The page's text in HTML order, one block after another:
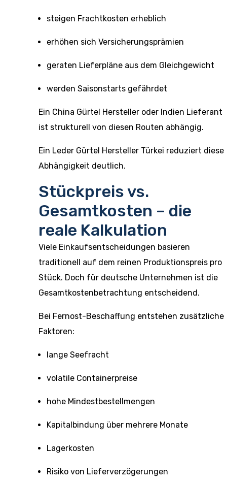
steigen Frachtkosten erheblich
erhöhen sich Versicherungsprämien
geraten Lieferpläne aus dem Gleichgewicht
werden Saisonstarts gefährdet
Ein China Gürtel Hersteller oder Indien Lieferant
ist strukturell von diesen Routen abhängig.
Ein Leder Gürtel Hersteller Türkei reduziert diese
Abhängigkeit deutlich.
Stückpreis vs.
Gesamtkosten – die
reale Kalkulation
Viele Einkaufsentscheidungen basieren
traditionell auf dem reinen Produktionspreis pro
Stück. Doch für deutsche Unternehmen ist die
Gesamtkostenbetrachtung entscheidend.
Bei Fernost-Beschaffung entstehen zusätzliche
Faktoren:
lange Seefracht
volatile Containerpreise
hohe Mindestbestellmengen
Kapitalbindung über mehrere Monate
Lagerkosten
Risiko von Lieferverzögerungen